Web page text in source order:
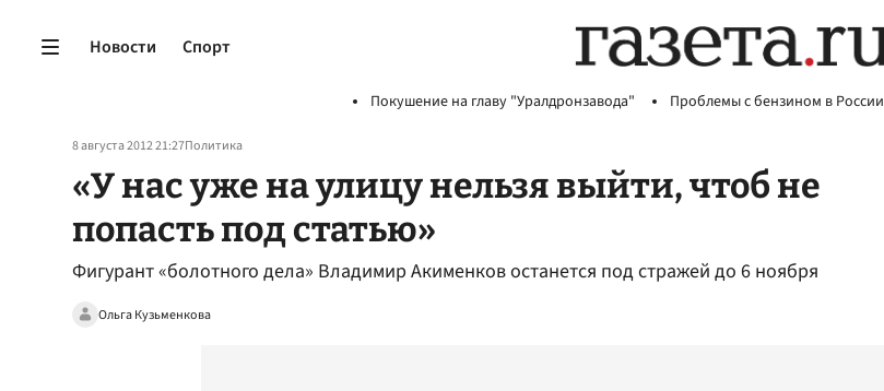
Новости Спорт
Покушение на главу "Уралдронзавода" Проблемы с бензином в России
8 августа 2012 21:27Политика
«У нас уже на улицу нельзя выйти, чтоб не
попасть под статью»
Фигурант «болотного дела» Владимир Акименков останется под стражей до 6 ноября
Ольга Кузьменкова